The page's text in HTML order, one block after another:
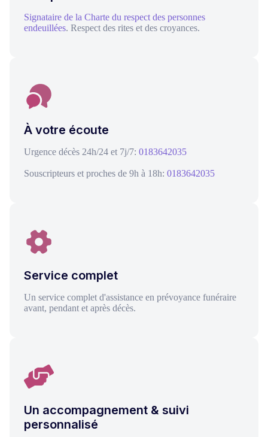
Signataire de la Charte du respect des personnes
endeuillées. Respect des rites et des croyances.
À votre écoute
Urgence décès 24h/24 et 7j/7: 0183642035
Souscripteurs et proches de 9h à 18h: 0183642035
Service complet
Un service complet d'assistance en prévoyance funéraire
avant, pendant et après décès.
Un accompagnement & suivi
personnalisé